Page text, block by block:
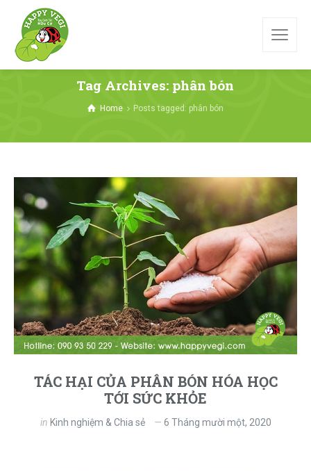
Tag Archives: phân bón
Home Posts tagged: phân bón
TÁC HẠI CỦA PHÂN BÓN HÓA HỌC
TỚI SỨC KHỎE
in Kinh nghiệm & Chia sẻ 6 Tháng mười một, 2020